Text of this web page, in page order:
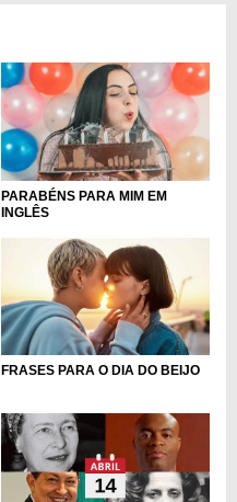
PARABÉNS PARA MIM EM
INGLÊS
FRASES PARA O DIA DO BEIJO